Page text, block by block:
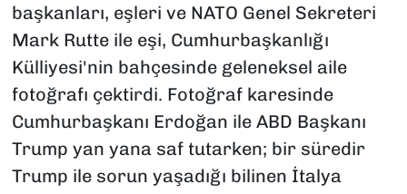
başkanları, eşleri ve NATO Genel Sekreteri
Mark Rutte ile eşi, Cumhurbaşkanlığı
Külliyesi'nin bahçesinde geleneksel aile
fotoğrafı çektirdi. Fotoğraf karesinde
Cumhurbaşkanı Erdoğan ile ABD Başkanı
Trump yan yana saf tutarken; bir süredir
Trump ile sorun yaşadığı bilinen İtalya